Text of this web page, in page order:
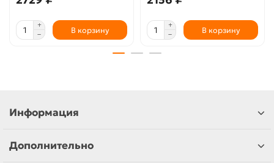
В корзину В корзину
Информация
Дополнительно